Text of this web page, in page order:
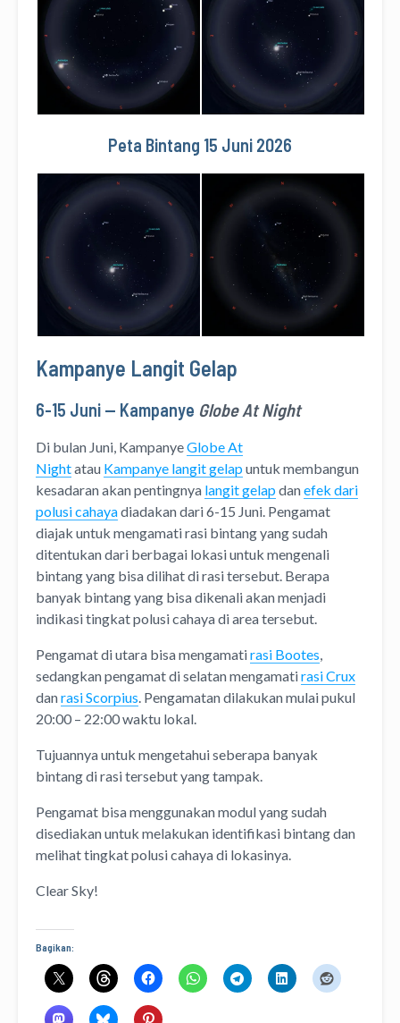
Peta Bintang 15 Juni 2026
Kampanye Langit Gelap
6-15 Juni — Kampanye Globe At Night
Di bulan Juni, KampanyeGlobe At
Nightatau Kampanye langit gelapuntuk membangun
kesadaran akan pentingnya langit gelapdanefek dari
polusi cahayadiadakan dari 6-15 Juni. Pengamat
diajak untuk mengamati rasi bintang yang sudah
ditentukan dari berbagai lokasi untuk mengenali
bintang yang bisa dilihat di rasi tersebut. Berapa
banyak bintang yang bisa dikenali akan menjadi
indikasi tingkat polusi cahaya di area tersebut.
Pengamat di utara bisa mengamatirasi Bootes
sedangkan pengamat di selatan mengamatirasi Crux
danrasi Scorpius . Pengamatan dilakukan mulai pukul
20:00 – 22:00 waktu lokal.
Tujuannya untuk mengetahui seberapa banyak
bintang di rasi tersebut yang tampak.
Pengamat bisa menggunakan modul yang sudah
disediakan untuk melakukan identifikasi bintang dan
melihat tingkat polusi cahaya di lokasinya.
Clear Sky!
Bagikan: